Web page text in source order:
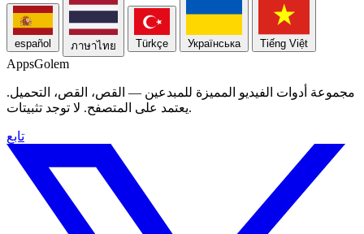
español ภาษาไทย Türkçe Українська Tiếng Việt
AppsGolem
مجموعة أدوات الفيديو المميزة للمبدعين — القص، القص، التحميل.
يعتمد على المتصفح. لا توجد تثبيتات.
تابع